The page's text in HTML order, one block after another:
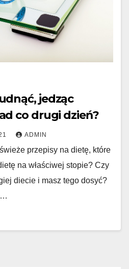
jedząc
co drugi dzień?
ADMIN
przepisy na dietę, które
na właściwej stopie? Czy
diecie i masz tego dosyć?